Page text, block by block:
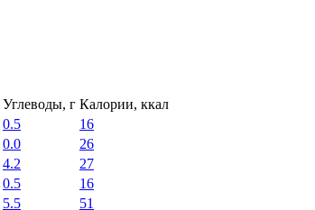
Углеводы, г Калории, ккал
0.5
16
0.0
26
4.2
27
0.5
16
5.5
51